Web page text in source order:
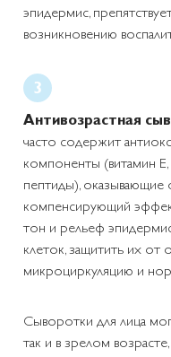
эпидермис,
возникновению
Антивозрастная
часто содержит
компоненты (витамин
пептиды),
компенсирующий
тон и рельеф
клеток, защитить их от
микроциркуляцию и
Сыворотки для лица
так и в зрелом